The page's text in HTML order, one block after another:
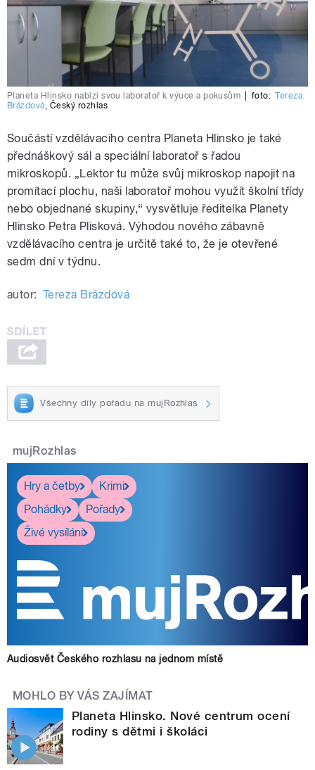
Planeta Hlinsko nabízí svou laboratoř k výuce a pokusům foto: Tereza
Brázdová, Český rozhlas
Součástí vzdělávacího centra Planeta Hlinsko je také
přednáškový sál a speciální laboratoř s řadou
mikroskopů. „Lektor tu může svůj mikroskop napojit na
promítací plochu, naši laboratoř mohou využít školní třídy
nebo objednané skupiny,“ vysvětluje ředitelka Planety
Hlinsko Petra Plisková. Výhodou nového zábavně
vzdělávacího centra je určitě také to, že je otevřené
sedm dní v týdnu.
autor: Tereza Brázdová
Všechny díly pořadu na mujRozhlas
mujRozhlas
Hry a četby
Krimi
Pohádky
Pořady
Živé vysílání
Audiosvět Českého rozhlasu na jednom místě
MOHLO BY VÁS ZAJÍMAT
Planeta Hlinsko. Nové centrum ocení
rodiny s dětmi i školáci